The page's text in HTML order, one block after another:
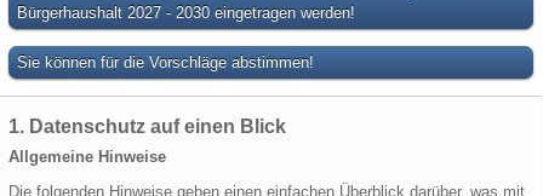
Bürgerhaushalt 2027 - 2030 eingetragen werden!
Sie können für die Vorschläge abstimmen!
1. Datenschutz auf einen Blick
Allgemeine Hinweise
Die folgenden Hinweise geben einen einfachen Überblick darüber, was mit